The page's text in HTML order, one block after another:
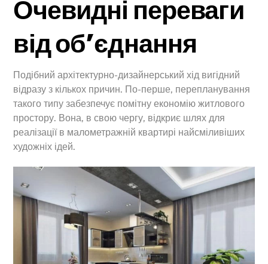
Очевидні переваги
від об’єднання
Подібний архітектурно-дизайнерський хід вигідний
відразу з кількох причин. По-перше, перепланування
такого типу забезпечує помітну економію житлового
простору. Вона, в свою чергу, відкриє шлях для
реалізації в малометражній квартирі найсміливіших
художніх ідей.